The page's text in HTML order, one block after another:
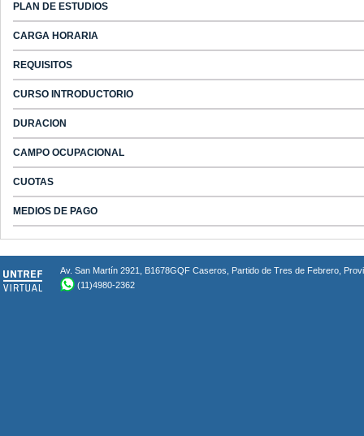
PLAN DE ESTUDIOS
CARGA HORARIA
REQUISITOS
CURSO INTRODUCTORIO
DURACION
CAMPO OCUPACIONAL
CUOTAS
MEDIOS DE PAGO
Av. San Martín 2921, B1678GQF Caseros, Partido de Tres de Febrero,
(11)4980-2362